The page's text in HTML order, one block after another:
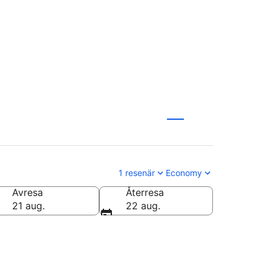
1 resenär Economy
Avresa
21 aug.
Återresa
22 aug.